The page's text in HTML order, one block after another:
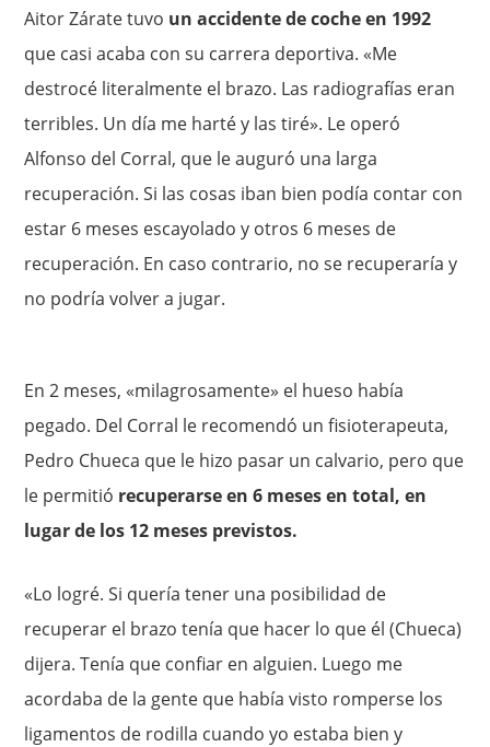
Aitor Zárate tuvo un accidente de coche en 1992
que casi acaba con su carrera deportiva. «Me
destrocé literalmente el brazo. Las radiografías eran
terribles. Un día me harté y las tiré». Le operó
Alfonso del Corral, que le auguró una larga
recuperación. Si las cosas iban bien podía contar con
estar 6 meses escayolado y otros 6 meses de
recuperación. En caso contrario, no se recuperaría y
no podría volver a jugar.
En 2 meses, «milagrosamente» el hueso había
pegado. Del Corral le recomendó un fisioterapeuta,
Pedro Chueca que le hizo pasar un calvario, pero que
le permitió recuperarse en 6 meses en total, en
lugar de los 12 meses previstos.
«Lo logré. Si quería tener una posibilidad de
recuperar el brazo tenía que hacer lo que él (Chueca)
dijera. Tenía que confiar en alguien. Luego me
acordaba de la gente que había visto romperse los
ligamentos de rodilla cuando yo estaba bien y